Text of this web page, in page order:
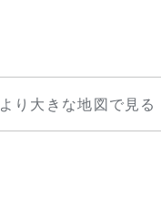
より大きな地図で見る